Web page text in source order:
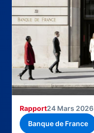
Rapport24 Mars 2026
Banque de France